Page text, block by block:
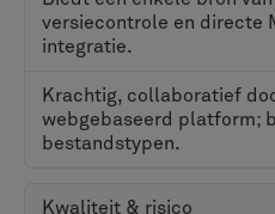
Productontwerpen zijn
proces voor het volgen,
van wijzigingen is
herbewerking te
robuust wijzigingsbeheer
ENOVIA biedt